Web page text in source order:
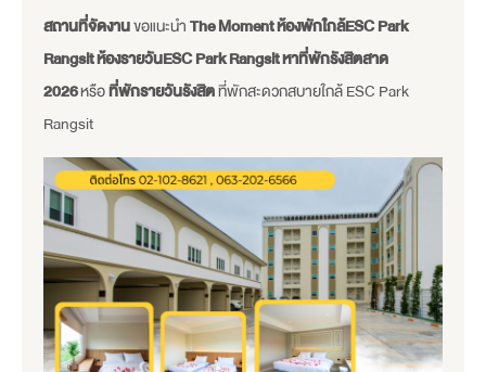
สถานที่จัดงานขอแนะนำThe Moment ห้องพักใกล้ESC Park
Rangsitห้องรายวันESC Park Rangsit หาที่พักรังสิตสาด
2026หรือที่พักรายวันรังสิตที่พักสะดวกสบายใกล้ ESC Park
Rangsit